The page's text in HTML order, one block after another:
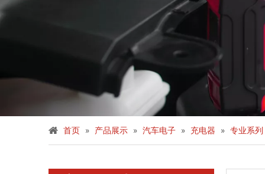
首页 » 产品展示 » 汽车电子 » 充电器 » 专业系列